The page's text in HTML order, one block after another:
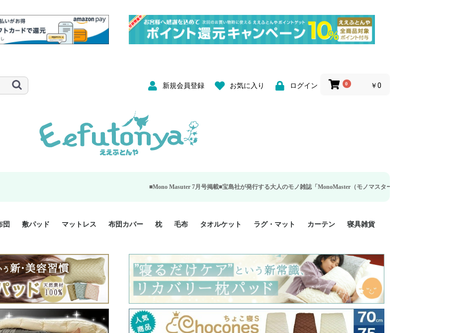
新規会員登録 お気に入り ログイン 0 ￥0
■Mono Masuter 7月号掲載■宝島社が発行する大人のモノ雑誌「MonoMaster（モノマスター）」の疲労回復・睡眠の向上特集に当社の
ルド
ルド
ダウン
団
ニ敷布団
い敷布団 70cm幅 ミニシングル
75cm幅 ショートセミシ
ングル
80cm幅 セミシングル
い敷布団
性敷布団
敷パッド
シングルサイズ敷パッド
小さい敷パッド
大きい敷パッド
シルク敷パッド
枕パッド
シルク枕パッド
除湿シート
接触冷感パッド
暖かパッド
ガーゼケット
オーガニックコットン
ベッドパッド
パッドセット
マットレス 布団カバー
掛け布団カバー ジュニア 掛け布団カバー
シングル 掛け布団カバー
シングルロング 掛け布団
カバー
セミダブル 掛け布団カバ
ー
ダブル 掛け布団カバー
ダブルロング 掛け布団カ
バー
クィーン 掛け布団カバー
暖か 掛け布団カバー
敷布団カバー ジュニア 敷布団カバー
セミシングル 敷布団カバ
ー
シングル 敷布団カバー
シングルロング 敷布団カ
バー
ダブル 敷布団カバー
枕カバー 35x50cm 枕カバー
43x63cm 枕カバー
50x70cm 枕カバー
シルク 枕カバー
BOXシーツ シングル BOXシーツ
シングルロング BOXシー
ツ
セミダブル BOXシーツ
ダブル BOXシーツ
スーパーロング BOXシー
ツ
防ダニカバー
クッションカバー
オーガニックコットン
カバーセット カバー2点セット
カバー3点セット
枕
小さめ 35×50cm
やや小さめ 35×55cm
普通 43×63cm
大きめ 50×70cm
パイプ枕
高反発枕
低反発枕
機能性枕・その他枕
毛布 タオルケット
ハーフサイズ
シングルサイズ
セミダブルサイズ
ダブルサイズ
接触冷感
天然素材 綿100%
ラグ・マット カーテン
既成カーテンのサイズ
遮光カーテン
レース・シアーカーテン
Disney ディズニーカーテ
ン
MOOMIN ムーミンカーテ
ン
PEANUTS ピーナツカー
テン (SNOOPY スヌーピ
ー)
寝具雑貨
美容・化粧品
シルク寝具・雑貨
HURONテクノロジー リ
カバリー寝具
ソファカバー
ひざ掛け
パジャマ
クッション
玄関・フロアーマット
ペット用ベッド
インテリア
その他寝具雑貨